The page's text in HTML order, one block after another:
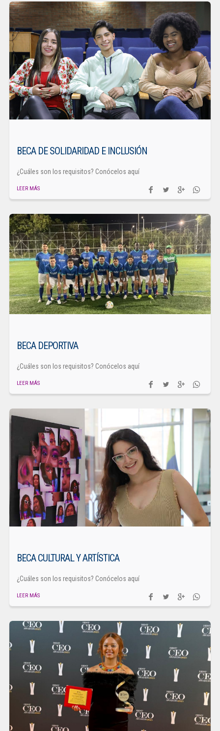
BECA DE SOLIDARIDAD E INCLUSIÓN
¿Cuáles son los requisitos? Conócelos aquí
LEER MÁS
BECA DEPORTIVA
¿Cuáles son los requisitos? Conócelos aquí
LEER MÁS
BECA CULTURAL Y ARTÍSTICA
¿Cuáles son los requisitos? Conócelos aquí
LEER MÁS